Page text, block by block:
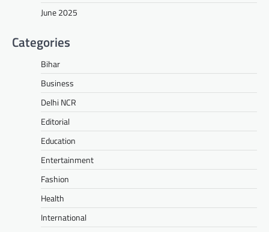
June 2025
Categories
Bihar
Business
Delhi NCR
Editorial
Education
Entertainment
Fashion
Health
International